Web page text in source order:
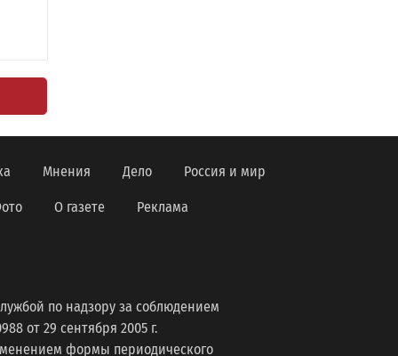
Мнения Дело Россия и мир
О газете Реклама
по надзору за соблюдением
от 29 сентября 2005 г.
формы периодического